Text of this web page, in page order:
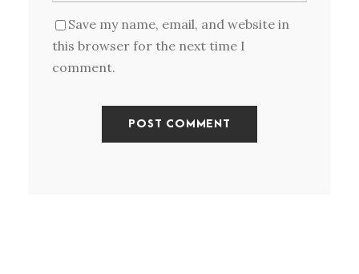
Save my name, email, and website in
this browser for the next time I
comment.